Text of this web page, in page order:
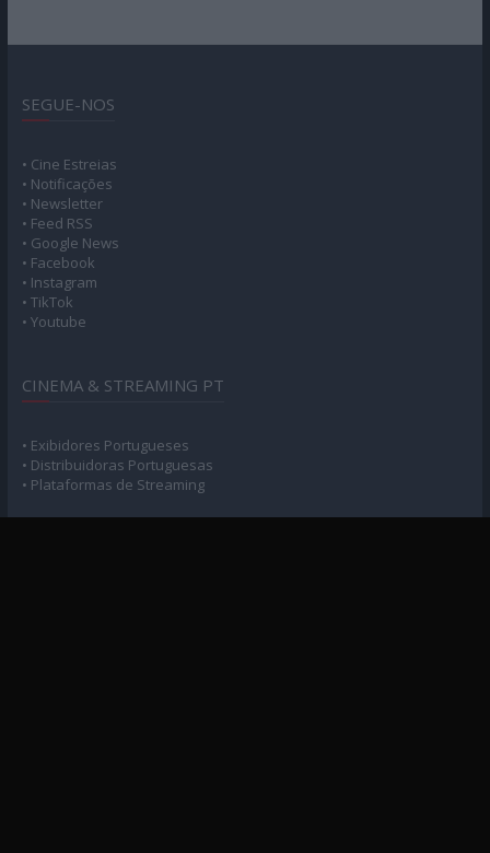
SEGUE-NOS
• Cine Estreias
• Notificações
• Newsletter
• Feed RSS
• Google News
• Facebook
• Instagram
• TikTok
• Youtube
CINEMA & STREAMING PT
• Exibidores Portugueses
• Distribuidoras Portuguesas
• Plataformas de Streaming